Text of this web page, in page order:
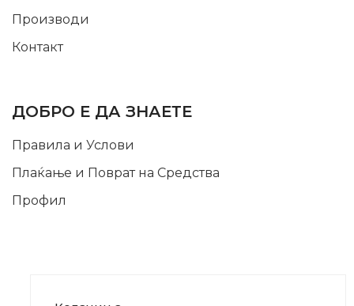
Производи
Контакт
ДОБРО Е ДА ЗНАЕТЕ
Правила и Услови
Плаќање и Поврат на Средства
Профил